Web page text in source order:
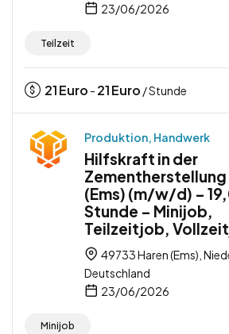
23/06/2026
Teilzeit
21Euro - 21Euro / Stunde
Produktion, Handwerk
Hilfskraft in der
Zementherstellung
(Ems) (m/w/d) –
Stunde – Minijob,
Teilzeitjob,
49733 Haren (Ems),
Deutschland
23/06/2026
Minijob